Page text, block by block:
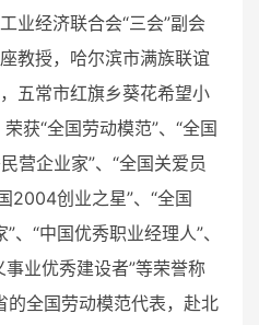
业经济联合会“三会”副会
教授，哈尔滨市满族联谊
五常市红旗乡葵花希望小
获“全国劳动模范”、“全国
营企业家”、“全国关爱员
2004创业之星”、“全国
“中国优秀职业经理人”、
业优秀建设者”等荣誉称
全国劳动模范代表，赴北